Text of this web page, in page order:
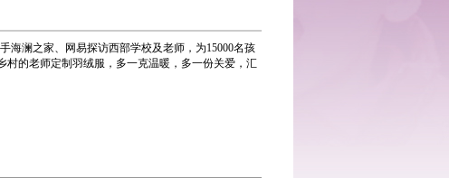
澜之家、网易探访西部学校及老师，为15000名孩
村的老师定制羽绒服，多一克温暖，多一份关爱，汇